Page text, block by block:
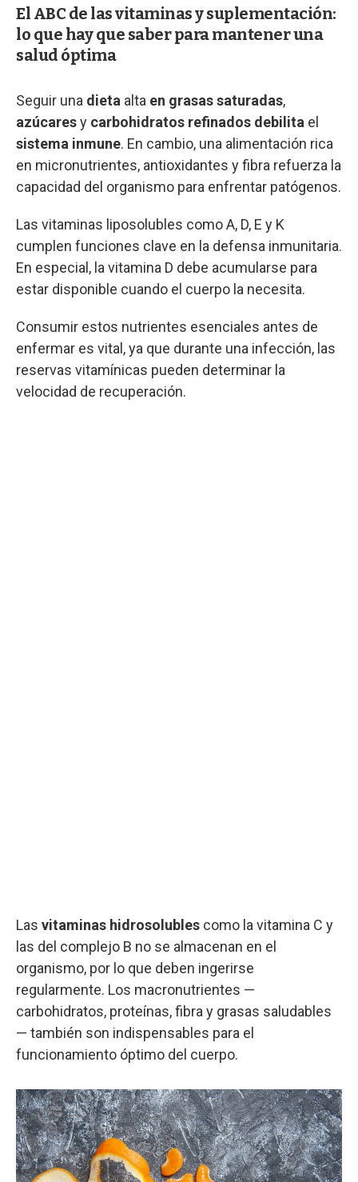
El ABC de las vitaminas y suplementación:
lo que hay que saber para mantener una
salud óptima
Seguir una dieta alta en grasas saturadas,
azúcaresy carbohidratos refinados debilita el
sistema inmune. En cambio, una alimentación rica
en micronutrientes, antioxidantes y fibra refuerza la
capacidad del organismo para enfrentar patógenos.
Las vitaminas liposolubles como A, D, E y K
cumplen funciones clave en la defensa inmunitaria.
En especial, la vitamina D debe acumularse para
estar disponible cuando el cuerpo la necesita.
Consumir estos nutrientes esenciales antes de
enfermar es vital, ya que durante una infección, las
reservas vitamínicas pueden determinar la
velocidad de recuperación.
Las vitaminas hidrosolubles como la vitamina C y
las del complejo B no se almacenan en el
organismo, por lo que deben ingerirse
regularmente. Los macronutrientes —
carbohidratos, proteínas, fibra y grasas saludables
— también son indispensables para el
funcionamiento óptimo del cuerpo.